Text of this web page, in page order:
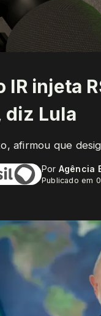
IR injeta
diz Lula
afirmou que
Por Agência
Publicado em